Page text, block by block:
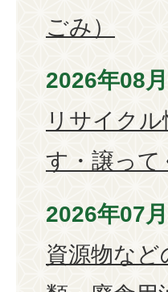
ごみ）
2026年08
リサイク
す・譲って
2026年07
資源物な